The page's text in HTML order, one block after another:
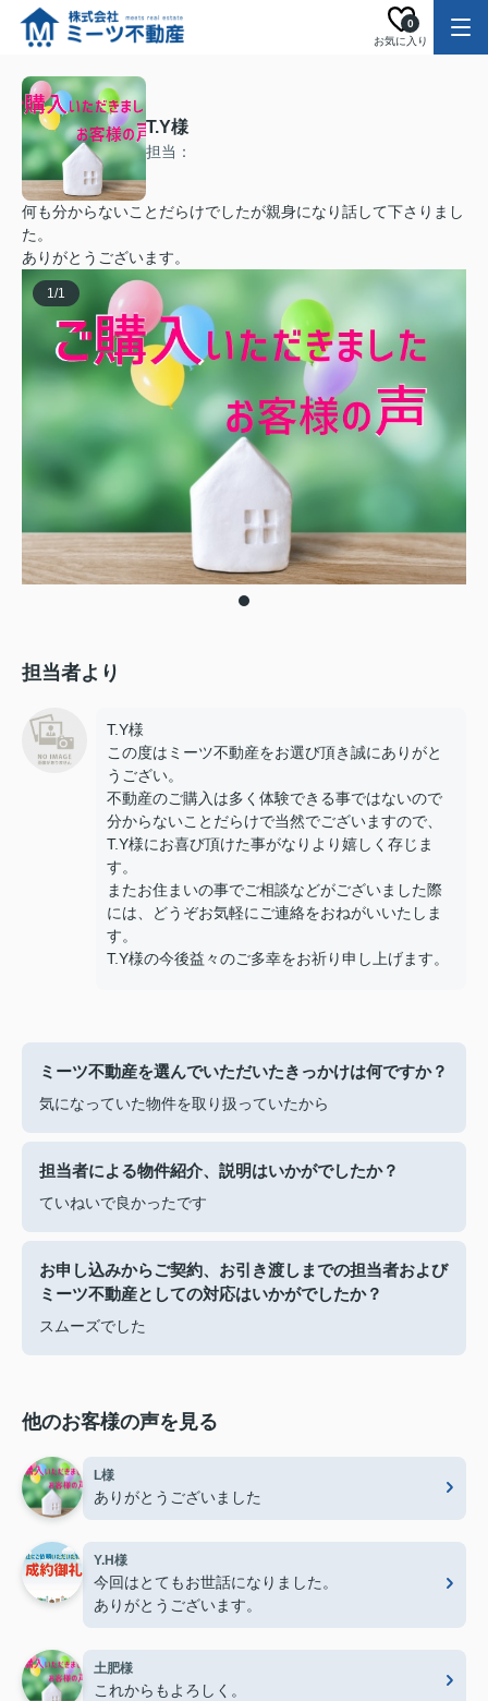
お気に入り
0
T.Y様
担当：
何も分からないことだらけでしたが親身になり話して下さりまし
た。
ありがとうございます。
1/1
担当者より
T.Y様
この度はミーツ不動産をお選び頂き誠にありがと
うござい。
不動産のご購入は多く体験できる事ではないので
分からないことだらけで当然でございますので、
T.Y様にお喜び頂けた事がなりより嬉しく存じま
す。
またお住まいの事でご相談などがございました際
には、どうぞお気軽にご連絡をおねがいいたしま
す。
T.Y様の今後益々のご多幸をお祈り申し上げます。
ミーツ不動産を選んでいただいたきっかけは何ですか？
気になっていた物件を取り扱っていたから
担当者による物件紹介、説明はいかがでしたか？
ていねいで良かったです
お申し込みからご契約、お引き渡しまでの担当者および
ミーツ不動産としての対応はいかがでしたか？
スムーズでした
他のお客様の声を見る
L様
ありがとうございました
Y.H様
今回はとてもお世話になりました。
ありがとうございます。
土肥様
これからもよろしく。